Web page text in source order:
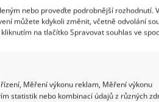
nebo proveďte podrobnější rozhodnutí.
můžete kdykoli změnit, včetně odvolání
na tlačítko Spravovat souhlas ve
Měření výkonu reklam, Měření výkonu
statistik nebo kombinací údajů z různých
hadříkem nebo
a sedátkem a také v
toto místo
protože tato místa